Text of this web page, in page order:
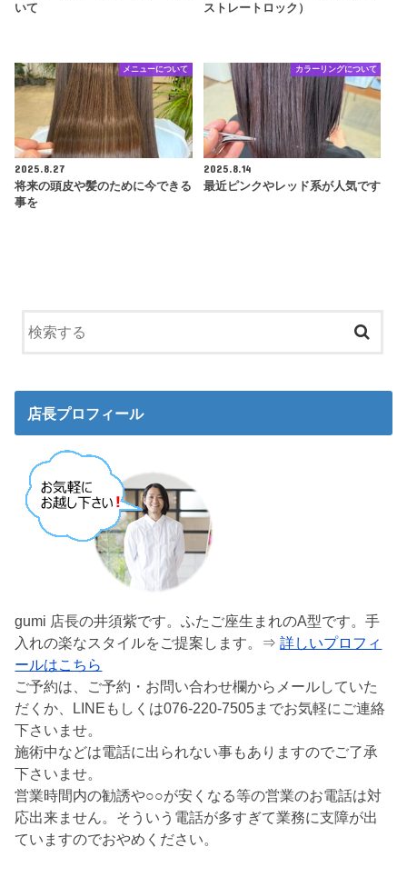
いて
ストレートロック）
メニューについて
2025.8.27
将来の頭皮や髪のために今できる
事を
カラーリングについて
2025.8.14
最近ピンクやレッド系が人気です
店長プロフィール
gumi 店長の井須紫です。ふたご座生まれのA型です。手
入れの楽なスタイルをご提案します。⇒詳しいプロフィ
ールはこちら
ご予約は、ご予約・お問い合わせ欄からメールしていた
だくか、LINEもしくは076-220-7505までお気軽にご連絡
下さいませ。
施術中などは電話に出られない事もありますのでご了承
下さいませ。
営業時間内の勧誘や○○が安くなる等の営業のお電話は対
応出来ません。そういう電話が多すぎて業務に支障が出
ていますのでおやめください。